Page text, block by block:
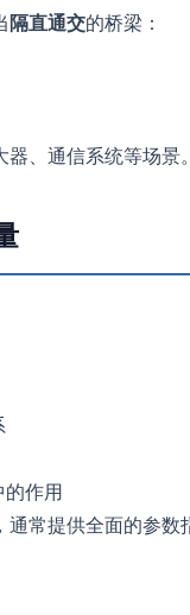
隔直通交的桥梁：
、通信系统等场景。
的作用
常提供全面的参数